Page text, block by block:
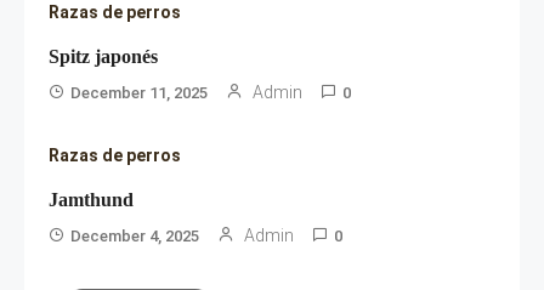
Razas de perros
Spitz japonés
December 11, 2025 Admin 0
Razas de perros
Jamthund
December 4, 2025 Admin 0